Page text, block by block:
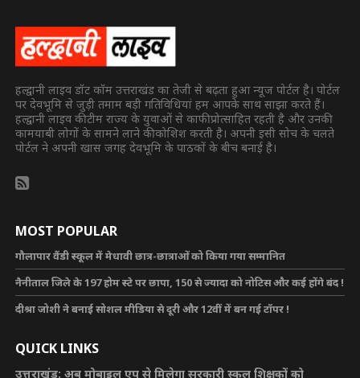
हल्द्वानी लाइव डॉट कॉम उत्तराखंड का तेजी से बढ़ता हुआ न्यूज पोर्टल है। पोर्टल
पर देवभूमि से जुड़ी तमाम बड़ी गतिविधियां हम आपके साथ साझा करते हैं।
हल्द्वानी लाइव की टीम राज्य के युवाओं से काफी प्रोत्साहित रहती है और उनकी
कामयाबी लोगों के सामने लाने की कोशिश करती है। अपनी इसी सोच के चलते
पोर्टल ने अपनी खास जगह देवभूमि के पाठकों के बीच बनाई है।
MOST POPULAR
गौलापार वैंडी स्कूल में मेधावी छात्र-छात्राओं को किया गया सम्मानित
नैनीताल जिले के 197 होम स्टे पर छापा, 150 से ज्यादा को नोटिस और कई होंगे बंद !
दीश्रा जोशी ने बनाई सोशल मीडिया से दूरी और 12वीं में बन गई टॉपर !
QUICK LINKS
उत्तराखंड: अब मोबाइल एप से मिलेगा सरकारी स्कूल शिक्षकों को